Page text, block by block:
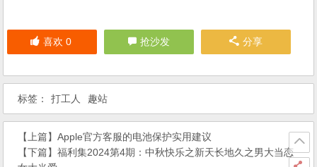
喜欢 0 抢沙发 分享
标签： 打工人 趣站
【上篇】Apple官方客服的电池保护实用建议
【下篇】福利集2024第4期：中秋快乐之新天长地久之男大当恋